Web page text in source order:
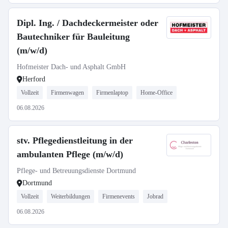
Dipl. Ing. / Dachdeckermeister oder
Bautechniker für Bauleitung
(m/w/d)
Hofmeister Dach- und Asphalt GmbH
Herford
Vollzeit Firmenwagen Firmenlaptop Home-Office
06.08.2026
stv. Pflegedienstleitung in der
ambulanten Pflege (m/w/d)
Pflege- und Betreuungsdienste Dortmund
Dortmund
Vollzeit Weiterbildungen Firmenevents Jobrad
06.08.2026